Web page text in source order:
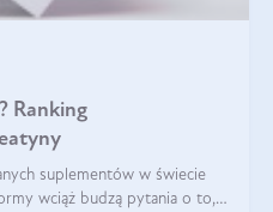
Ranking
suplementów w świecie
wciąż budzą pytania o to,